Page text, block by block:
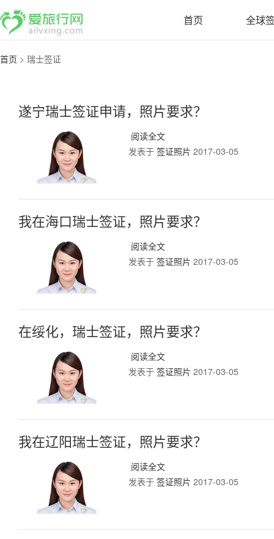
首页 全球
首页 > 瑞士签证
遂宁瑞士签证申请，照片要求？
阅读全文
发表于 签证照片 2017-03-05
我在海口瑞士签证，照片要求？
阅读全文
发表于 签证照片 2017-03-05
在绥化，瑞士签证，照片要求？
阅读全文
发表于 签证照片 2017-03-05
我在辽阳瑞士签证，照片要求？
阅读全文
发表于 签证照片 2017-03-05